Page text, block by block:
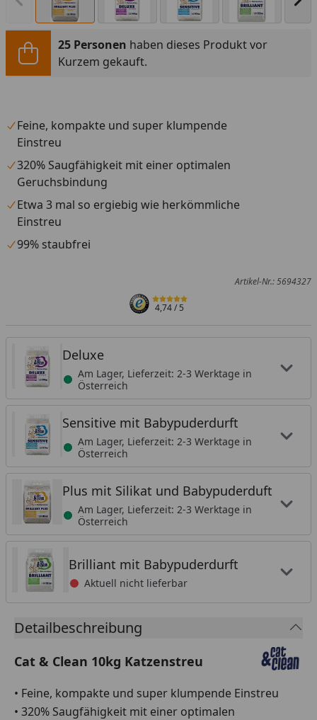
25 Personen haben dieses Produkt vor
Kurzem gekauft.
Feine, kompakte und super klumpende
Einstreu
320% Saugfähigkeit mit einer optimalen
Geruchsbindung
Etwa 3 mal so ergiebig wie herkömmliche
Einstreu
99% staubfrei
Artikel-Nr.: 5694327
4,74/ 5
Deluxe
Am Lager, Lieferzeit: 2-3 Werktage in
Österreich
Sensitive mit Babypuderdurft
Am Lager, Lieferzeit: 2-3 Werktage in
Österreich
Plus mit Silikat und Babypuderduft
Am Lager, Lieferzeit: 2-3 Werktage in
Österreich
Brilliant mit Babypuderdurft
Aktuell nicht lieferbar
Detailbeschreibung
Cat & Clean 10kg Katzenstreu
• Feine, kompakte und super klumpende Einstreu
• 320% Saugfähigkeit mit einer optimalen